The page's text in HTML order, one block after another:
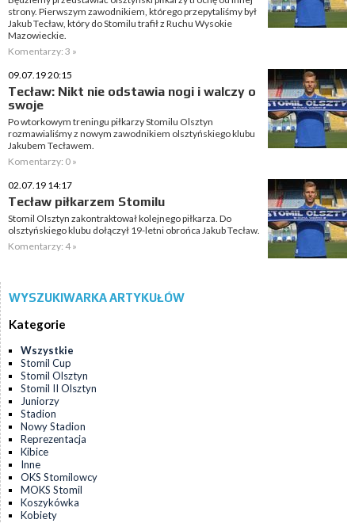
strony. Pierwszym zawodnikiem, którego przepytaliśmy był
Jakub Tecław, który do Stomilu trafił z Ruchu Wysokie
Mazowieckie.
Komentarzy: 3 »
09.07.19 20:15
Tecław: Nikt nie odstawia nogi i walczy o
swoje
Po wtorkowym treningu piłkarzy Stomilu Olsztyn
rozmawialiśmy z nowym zawodnikiem olsztyńskiego klubu
Jakubem Tecławem.
Komentarzy: 0 »
02.07.19 14:17
Tecław piłkarzem Stomilu
Stomil Olsztyn zakontraktował kolejnego piłkarza. Do
olsztyńskiego klubu dołączył 19-letni obrońca Jakub Tecław.
Komentarzy: 4 »
WYSZUKIWARKA ARTYKUŁÓW
Kategorie
Wszystkie
Stomil Cup
Stomil Olsztyn
Stomil II Olsztyn
Juniorzy
Stadion
Nowy Stadion
Reprezentacja
Kibice
Inne
OKS Stomilowcy
MOKS Stomil
Koszykówka
Kobiety